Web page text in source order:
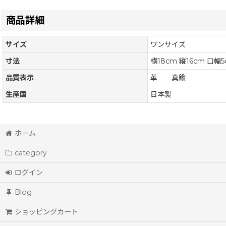
商品詳細
サイズ
ワンサイズ
寸法
横18cm 縦16cm 口幅
品質表示
革 真鍮
生産国
日本製
ホーム
category
ログイン
Blog
ショッピングカート